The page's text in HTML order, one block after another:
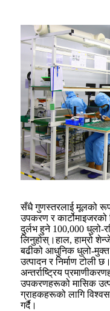
सँधै गुणस्तरलाई मूलको
उपकरण र कार्टोमाइजरको
दुर्लभ हुने 100,000 धुलो-
लिनुहोस्।हाल, हाम्रो
बढीको आधुनिक धुलो-मुक्त
उत्पादन र निर्माण
अन्तर्राष्ट्रिय
उपकरणहरूको मासिक
ग्राहकहरूको लागि
गर्दै।